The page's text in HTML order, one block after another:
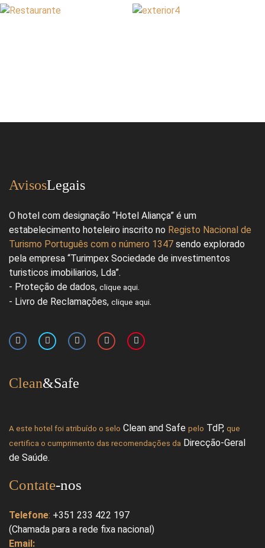
AvisosLegais
O hotel com designação “Hotel Aliança” é um
estabelecimento hoteleiro inscrito no Registo Nacional de
Turismo Português com o número 1347 sendo explorado
pela empresa “Turimpex Sociedade de investimentos
turisticos imobiliarios, Lda”.
- Proteção de dados, clique aqui.
- Livro de Reclamações, clique aqui.
Clean&Safe
A este hotel foi atribuído o selo Clean and Safe pelo TdP, que
certifica o cumprimento das recomendações da Direcção-Geral
de Saúde.
Contate-nos
Telefone: +351 233 422 197
(Chamada para a rede fixa nacional)
Email: